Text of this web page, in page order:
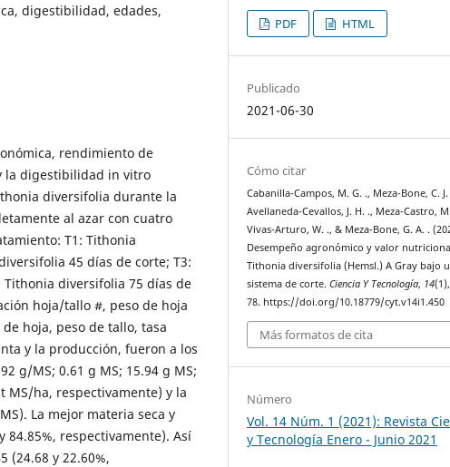
digestibilidad, edades,
rendimiento de
la digestibilidad in vitro
diversifolia durante la
al azar con cuatro
T1: Tithonia
45 días de corte; T3:
diversifolia 75 días de
hoja/tallo #, peso de hoja
hoja, peso de tallo, tasa
y la producción, fueron a los
g/MS; 0.61 g MS; 15.94 g MS;
MS/ha, respectivamente) y la
La mejor materia seca y
84.85%, respectivamente). Así
(24.68 y 22.60%,
PDF HTML
Publicado
2021-06-30
Cómo citar
Cabanilla-Campos, M. G. ., Meza-Bone, C. J.
Avellaneda-Cevallos, J. H. ., Meza-Castro,
Vivas-Arturo, W. ., & Meza-Bone, G. A. .
Desempeño agronómico y valor
Tithonia diversifolia (Hemsl.) A Gray bajo
sistema de corte.Ciencia Y Tecnología, 14
78. https://doi.org/10.18779/cyt.v14i1.450
Más formatos de cita
Número
Vol. 14 Núm. 1 (2021): Revista
y Tecnología Enero - Junio 2021